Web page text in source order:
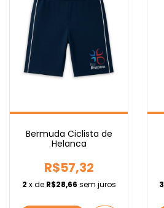
Bermuda Ciclista de
Helanca
R$57,32
2 x de R$28,66 sem juros 3